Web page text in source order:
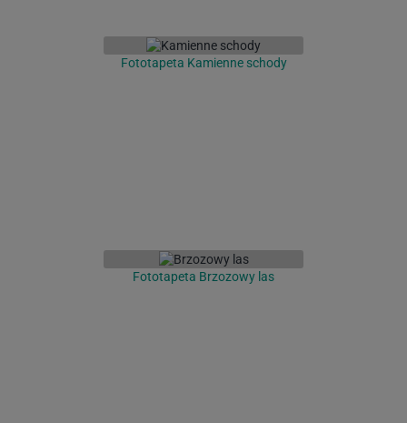
Fototapeta Kamienne schody
Fototapeta Brzozowy las